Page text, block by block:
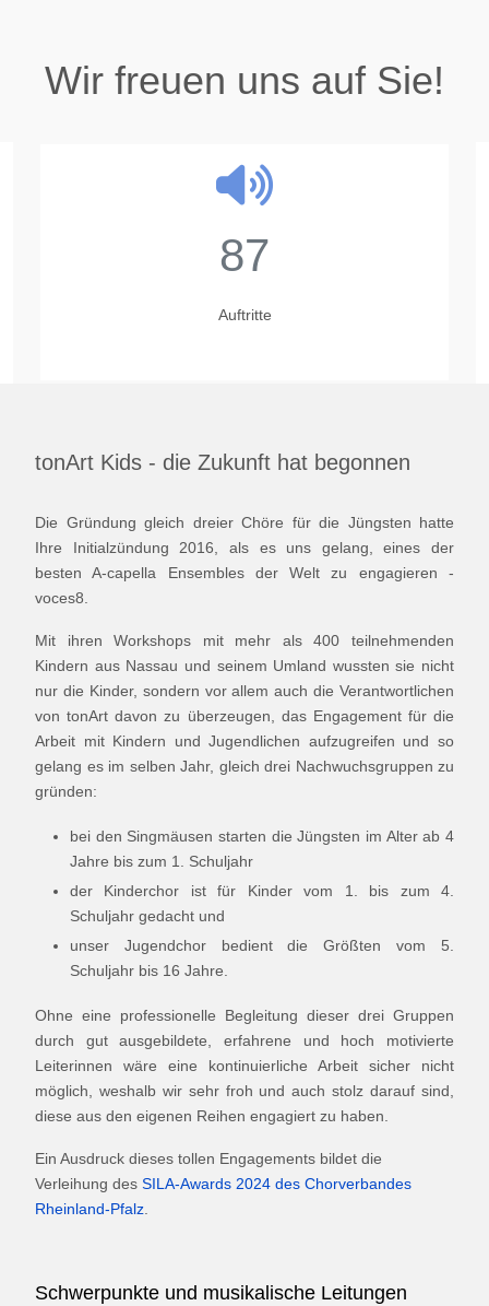
Wir freuen uns auf Sie!
87
Auftritte
tonArt Kids - die Zukunft hat begonnen
Die Gründung gleich dreier Chöre für die Jüngsten hatte
Ihre Initialzündung 2016, als es uns gelang, eines der
besten A-capella Ensembles der Welt zu engagieren -
voces8.
Mit ihren Workshops mit mehr als 400 teilnehmenden
Kindern aus Nassau und seinem Umland wussten sie nicht
nur die Kinder, sondern vor allem auch die Verantwortlichen
von tonArt davon zu überzeugen, das Engagement für die
Arbeit mit Kindern und Jugendlichen aufzugreifen und so
gelang es im selben Jahr, gleich drei Nachwuchsgruppen zu
gründen:
bei den Singmäusen starten die Jüngsten im Alter ab 4
Jahre bis zum 1. Schuljahr
der Kinderchor ist für Kinder vom 1. bis zum 4.
Schuljahr gedacht und
unser Jugendchor bedient die Größten vom 5.
Schuljahr bis 16 Jahre.
Ohne eine professionelle Begleitung dieser drei Gruppen
durch gut ausgebildete, erfahrene und hoch motivierte
Leiterinnen wäre eine kontinuierliche Arbeit sicher nicht
möglich, weshalb wir sehr froh und auch stolz darauf sind,
diese aus den eigenen Reihen engagiert zu haben.
Ein Ausdruck dieses tollen Engagements bildet die
Verleihung des SILA-Awards 2024 des Chorverbandes
Rheinland-Pfalz
Schwerpunkte und musikalische Leitungen